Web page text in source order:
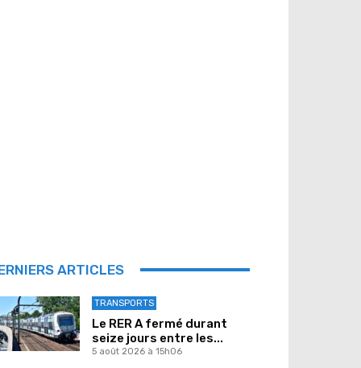
ARTICLES
TRANSPORTS
Le RER A fermé durant
seize jours entre les...
5 août 2026 à 15h06